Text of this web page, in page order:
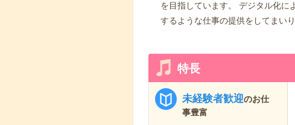
を目指しています。 デジタル化に
するような仕事の提供をしてまいり
特長
未経験者歓迎のお仕
事豊富